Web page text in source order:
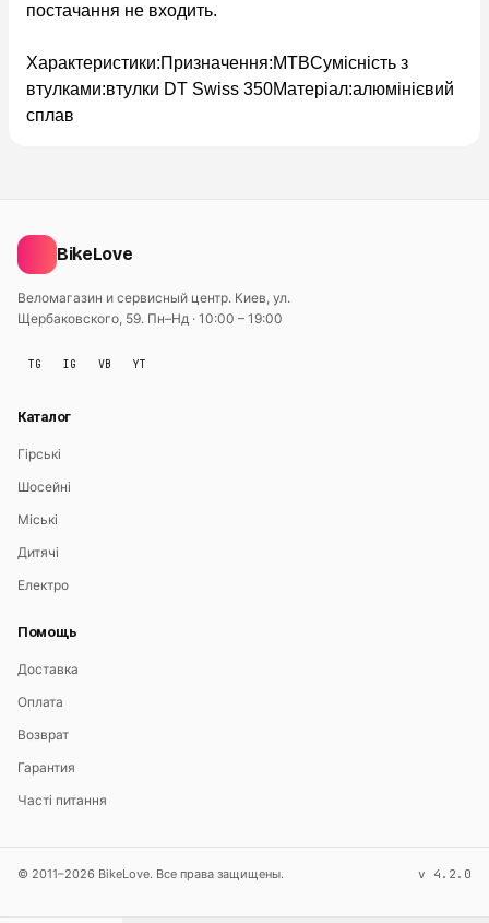
постачання не входить.
Характеристики:Призначення:MTBСумісність з
втулками:втулки DT Swiss 350Матеріал:алюмінієвий
сплав
BikeLove
Веломагазин и сервисный центр. Киев, ул.
Щербаковского, 59. Пн–Нд · 10:00 – 19:00
TG IG VB YT
Каталог
Гірські
Шосейні
Міські
Дитячі
Електро
Помощь
Доставка
Оплата
Возврат
Гарантия
Часті питання
© 2011–2026 BikeLove. Все права защищены. v 4.2.0